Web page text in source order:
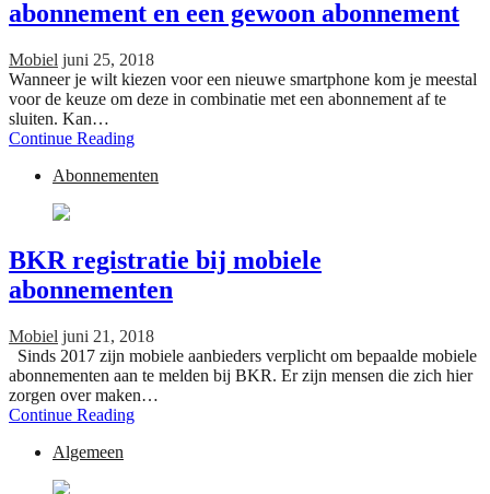
abonnement en een gewoon abonnement
Mobiel juni 25, 2018
Wanneer je wilt kiezen voor een nieuwe smartphone kom je meestal
voor de keuze om deze in combinatie met een abonnement af te
sluiten. Kan…
Continue Reading
Abonnementen
BKR registratie bij mobiele
abonnementen
Mobiel juni 21, 2018
Sinds 2017 zijn mobiele aanbieders verplicht om bepaalde mobiele
abonnementen aan te melden bij BKR. Er zijn mensen die zich hier
zorgen over maken…
Continue Reading
Algemeen